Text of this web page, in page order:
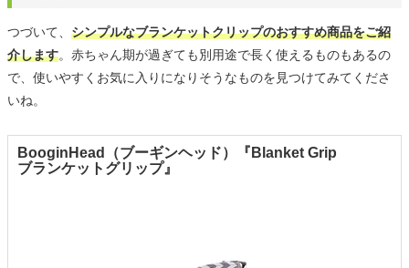
つづいて、 シンプルなブランケットクリップのおすすめ商品をご紹
介します。赤ちゃん期が過ぎても別用途で長く使えるものもあるの
で、使いやすくお気に入りになりそうなものを見つけてみてくださ
いね。
BooginHead（ブーギンヘッド）『Blanket Grip
ブランケットグリップ』